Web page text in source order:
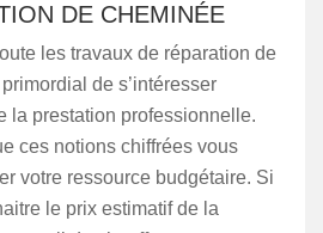
DE CHEMINÉE
les travaux de réparation de
de s’intéresser
la prestation professionnelle.
ces notions chiffrées vous
votre ressource budgétaire. Si
le prix estimatif de la